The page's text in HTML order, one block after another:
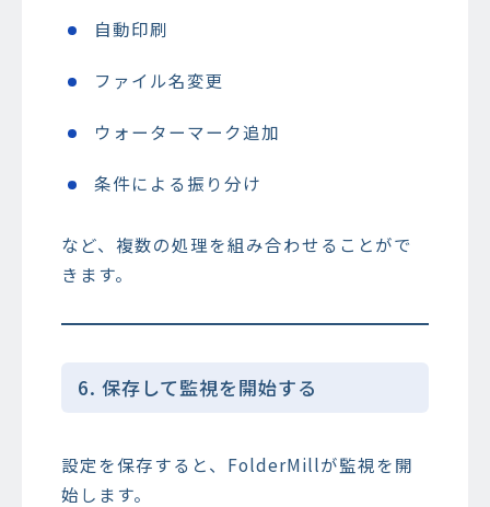
自動印刷
ファイル名変更
ウォーターマーク追加
条件による振り分け
など、複数の処理を組み合わせることがで
きます。
6. 保存して監視を開始する
設定を保存すると、FolderMillが監視を開
始します。